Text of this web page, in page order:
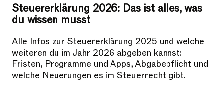
Steuererklärung 2026: Das ist alles, was
du wissen musst
Alle Infos zur Steuererklärung 2025 und welche
weiteren du im Jahr 2026 abgeben kannst:
Fristen, Programme und Apps, Abgabepflicht und
welche Neuerungen es im Steuerrecht gibt.